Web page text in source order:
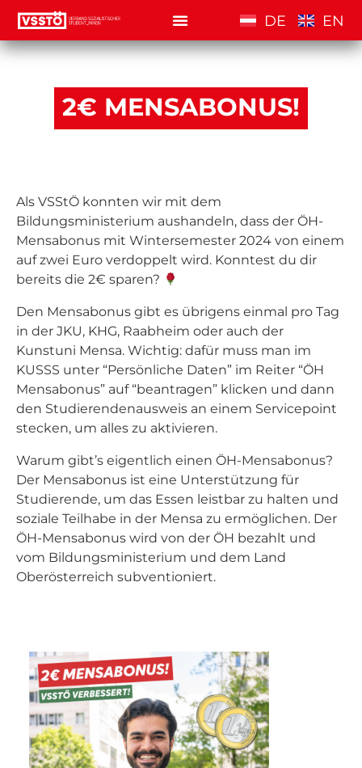
DE EN
2€ MENSABONUS!
Als VSStÖ konnten wir mit dem
Bildungsministerium aushandeln, dass der ÖH-
Mensabonus mit Wintersemester 2024 von einem
auf zwei Euro verdoppelt wird. Konntest du dir
bereits die 2€ sparen?
Den Mensabonus gibt es übrigens einmal pro Tag
in der JKU, KHG, Raabheim oder auch der
Kunstuni Mensa. Wichtig: dafür muss man im
KUSSS unter “Persönliche Daten” im Reiter “ÖH
Mensabonus” auf “beantragen” klicken und dann
den Studierendenausweis an einem Servicepoint
stecken, um alles zu aktivieren.
Warum gibt’s eigentlich einen ÖH-Mensabonus?
Der Mensabonus ist eine Unterstützung für
Studierende, um das Essen leistbar zu halten und
soziale Teilhabe in der Mensa zu ermöglichen. Der
ÖH-Mensabonus wird von der ÖH bezahlt und
vom Bildungsministerium und dem Land
Oberösterreich subventioniert.